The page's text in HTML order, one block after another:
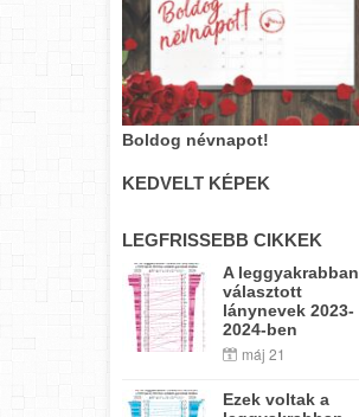
Boldog névnapot!
KEDVELT KÉPEK
LEGFRISSEBB CIKKEK
A leggyakrabban
választott
lánynevek 2023-
2024-ben
máj 21
Ezek voltak a